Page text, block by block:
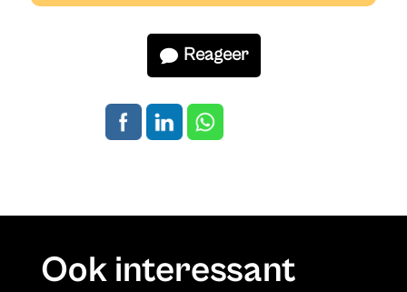
Reageer
Ook interessant